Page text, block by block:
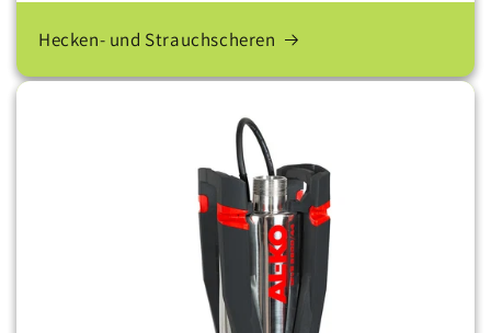
Hecken- und Strauchscheren